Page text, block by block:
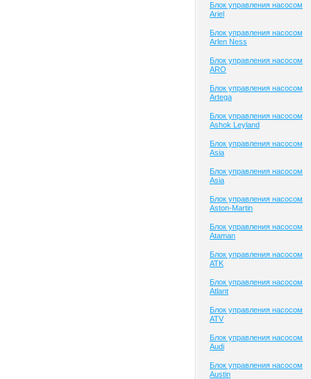
Блок управления насосом
Ariel
Блок управления насосом
Arlen Ness
Блок управления насосом
ARO
Блок управления насосом
Artega
Блок управления насосом
Ashok Leyland
Блок управления насосом
Asia
Блок управления насосом
Asia
Блок управления насосом
Aston-Martin
Блок управления насосом
Ataman
Блок управления насосом
ATK
Блок управления насосом
Atlant
Блок управления насосом
ATV
Блок управления насосом
Audi
Блок управления насосом
Austin